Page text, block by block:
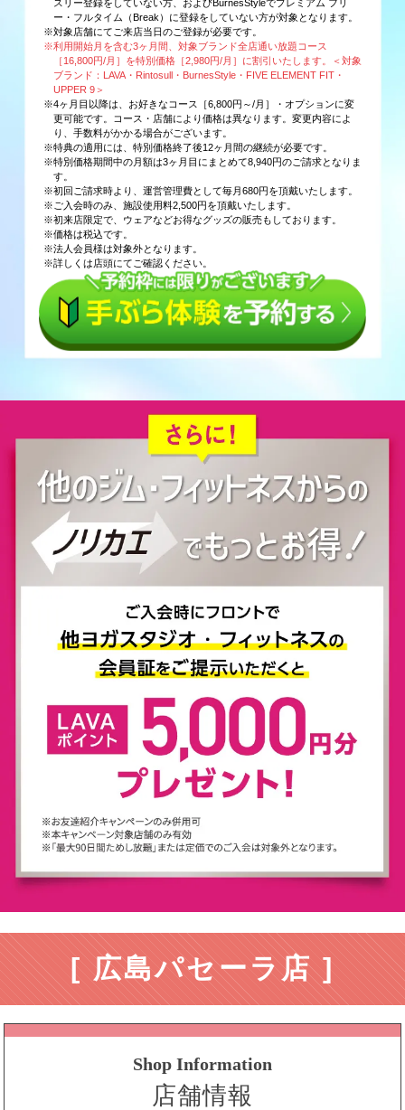
スリー登録をしていない方、およびBurnesStyleでプレミアム フリ
ー・フルタイム（Break）に登録をしていない方が対象となります。
※対象店舗にてご来店当日のご登録が必要です。
※利用開始月を含む3ヶ月間、対象ブランド全店通い放題コース
［16,800円/月］を特別価格［2,980円/月］に割引いたします。＜対象
ブランド：LAVA・Rintosull・BurnesStyle・FIVE ELEMENT FIT・
UPPER 9＞
※4ヶ月目以降は、お好きなコース［6,800円～/月］・オプションに変
更可能です。コース・店舗により価格は異なります。変更内容によ
り、手数料がかかる場合がございます。
※特典の適用には、特別価格終了後12ヶ月間の継続が必要です。
※特別価格期間中の月額は3ヶ月目にまとめて8,940円のご請求となりま
す。
※初回ご請求時より、運営管理費として毎月680円を頂戴いたします。
※ご入会時のみ、施設使用料2,500円を頂戴いたします。
※初来店限定で、ウェアなどお得なグッズの販売もしております。
※価格は税込です。
※法人会員様は対象外となります。
※詳しくは店頭にてご確認ください。
[ 広島パセーラ店 ]
Shop Information
店舗情報